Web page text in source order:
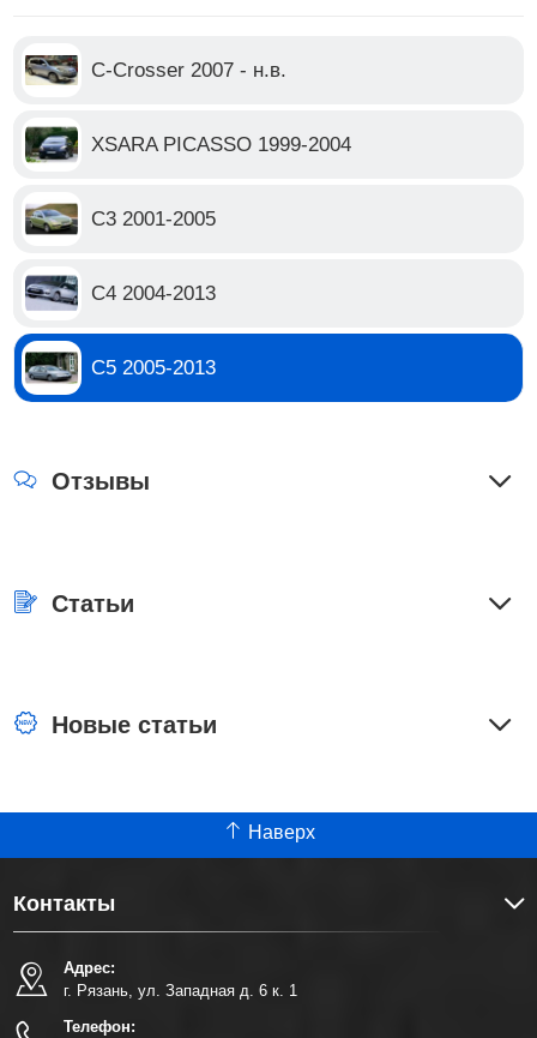
C-Crosser 2007 - н.в.
XSARA PICASSO 1999-2004
С3 2001-2005
С4 2004-2013
С5 2005-2013
Отзывы
Статьи
Новые статьи
Наверх
Контакты
Адрес:
г. Рязань, ул. Западная д. 6 к. 1
Телефон: